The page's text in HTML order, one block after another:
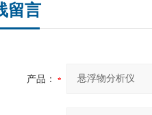
留言
产品：